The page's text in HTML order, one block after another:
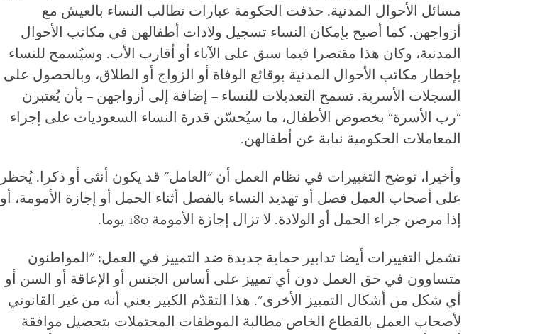
مسائل الأحوال المدنية. حذفت الحكومة عبارات تطالب النساء بالعيش مع
أزواجهن. كما أصبح بإمكان النساء تسجيل ولادات أطفالهن في مكاتب الأحوال
المدنية، وكان هذا مقتصرا فيما سبق على الآباء أو أقارب الأب. وسيُسمح للنساء
بإخطار مكاتب الأحوال المدنية بوقائع الوفاة أو الزواج أو الطلاق، وبالحصول على
السجلات الأسرية. تسمح التعديلات للنساء – إضافة إلى أزواجهن – بأن يُعتبرن
"رب الأسرة" بخصوص الأطفال، ما سيُحسّن قدرة النساء السعوديات على إجراء
المعاملات الحكومية نيابة عن أطفالهن.
وأخيرا، توضح التغييرات في نظام العمل أن "العامل" قد يكون أنثى أو ذكرا. يُحظر
على أصحاب العمل فصل أو تهديد النساء بالفصل أثناء الحمل أو إجازة الأمومة، أو
إذا مرضن جراء الحمل أو الولادة. لا تزال إجازة الأمومة 180 يوما.
تشمل التغييرات أيضا تدابير حماية جديدة ضد التمييز في العمل: "المواطنون
متساوون في حق العمل دون أي تمييز على أساس الجنس أو الإعاقة أو السن أو
أي شكل من أشكال التمييز الأخرى". هذا التقدّم الكبير يعني أنه من غير القانوني
لأصحاب العمل بالقطاع الخاص مطالبة الموظفات المحتملات بتحصيل موافقة